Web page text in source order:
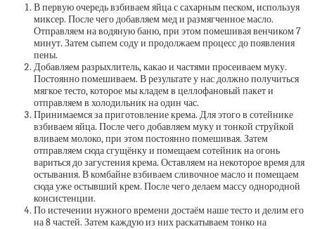
В первую очередь взбиваем яйца с сахарным песком, используя
миксер. После чего добавляем мед и размягченное масло.
Отправляем на водяную баню, при этом помешивая венчиком 7
минут. Затем сыпем соду и продолжаем процесс до появления
пены.
Добавляем разрыхлитель, какао и частями просеиваем муку.
Постоянно помешиваем. В результате у нас должно получиться
мягкое тесто, которое мы кладем в целлофановый пакет и
отправляем в холодильник на один час.
Принимаемся за приготовление крема. Для этого в сотейнике
взбиваем яйца. После чего добавляем муку и тонкой струйкой
вливаем молоко, при этом постоянно помешивая. Затем
отправляем сюда сгущёнку и помещаем сотейник на огонь
вариться до загустения крема. Оставляем на некоторое время для
остывания. В комбайне взбиваем сливочное масло и помещаем
сюда уже остывший крем. После чего делаем массу однородной
консистенции.
По истечении нужного времени достаём наше тесто и делим его
на 8 частей. Затем каждую из них раскатываем тонко на